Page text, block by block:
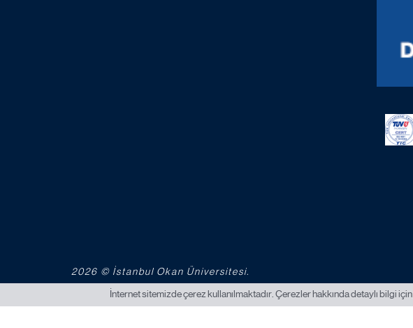
2026 © İstanbul Okan Üniversitesi.
İnternet sitemizde çerez kullanılmaktadır. Çerezler hakkında detaylı bilgi için